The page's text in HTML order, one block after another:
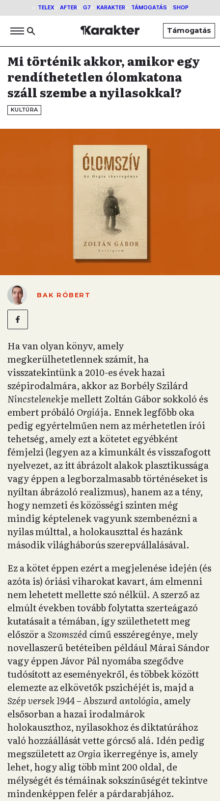
TELEX AFTER G7 KARAKTER TÁMOGATÁS SHOP
Támogatás
Mi történik akkor, amikor egy
rendíthetetlen ólomkatona
száll szembe a nyilasokkal?
KULTÚRA
BAK RÓBERT
Ha van olyan könyv, amely
megkerülhetetlennek számít, ha
visszatekintünk a 2010-es évek hazai
szépirodalmára, akkor az Borbély Szilárd
Nincstelenekje mellett Zoltán Gábor sokkoló és
embert próbáló Orgiája. Ennek legfőbb oka
pedig egyértelműen nem az mérhetetlen írói
tehetség, amely ezt a kötetet egyébként
fémjelzi (legyen az a kimunkált és visszafogott
nyelvezet, az itt ábrázolt alakok plasztikussága
vagy éppen a legborzalmasabb történéseket is
nyíltan ábrázoló realizmus), hanem az a tény,
hogy nemzeti és közösségi szinten még
mindig képtelenek vagyunk szembenézni a
nyilas múlttal, a holokauszttal és hazánk
második világháborús szerepvállalásával.
Ez a kötet éppen ezért a megjelenése idején (és
azóta is) óriási viharokat kavart, ám elmenni
nem lehetett mellette szó nélkül. A szerző az
elmúlt években tovább folytatta szerteágazó
kutatásait a témában, így születhetett meg
először aSzomszédcímű esszéregénye, mely
novellaszerű betéteiben például Márai Sándor
vagy éppen Jávor Pál nyomába szegődve
tudósított az eseményekről, és többek között
elemezte az elkövetők pszichéjét is, majd a
Szép versek 1944 – Abszurd antológia, amely
elsősorban a hazai irodalmárok
holokauszthoz, nyilasokhoz és diktatúrához
való hozzáállását vette górcső alá. Idén pedig
megszületett azOrgiaikerregénye is, amely
lehet, hogy alig több mint 200 oldal, de
mélységét és témáinak sokszínűségét tekintve
mindenképpen felér a párdarabjához.